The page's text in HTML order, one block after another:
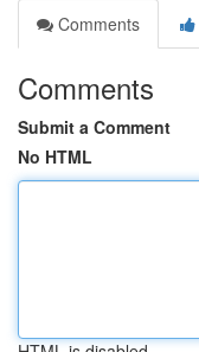
Comments
Comments
Submit a Comment
No HTML